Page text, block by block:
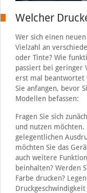
Welcher
Wer sich einen
Vielzahl an
oder Tinte? Wie
passiert bei geringer
erst mal beantwortet
Sie anfangen, bevor
Modellen befassen:
Fragen Sie sich
und nutzen möchten.
gelegentlichen
möchten Sie das
auch weitere
beinhalten? Werden
Farbe drucken?